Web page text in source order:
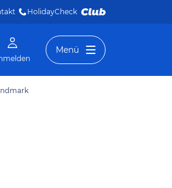
HolidayCheck
Menü